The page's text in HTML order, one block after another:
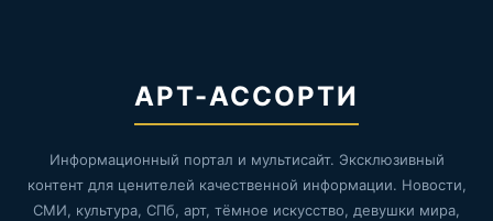
АРТ-АССОРТИ
Информационный портал и мультисайт. Эксклюзивный
контент для ценителей качественной информации. Новости,
СМИ, культура, СПб, арт, тёмное искусство, девушки мира,